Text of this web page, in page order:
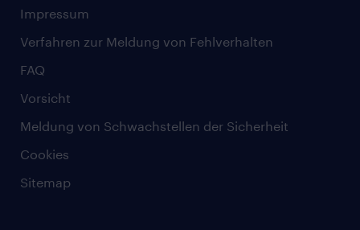
Impressum
Verfahren zur Meldung von Fehlverhalten
FAQ
Vorsicht
Meldung von Schwachstellen der Sicherheit
Cookies
Sitemap